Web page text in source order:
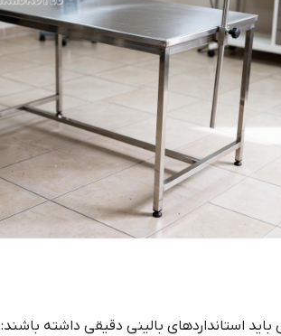
استانداردهای بالینی دقیقی داشته باشند: